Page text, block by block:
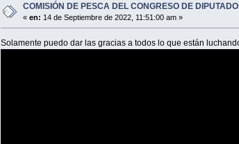
COMISIÓN DE PESCA DEL CONGRESO DE
«en: 14 de Septiembre de 2022, 11:51:00 am »
Solamente puedo dar las gracias a todos lo que están